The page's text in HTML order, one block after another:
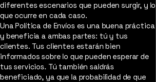
diferentes escenarios que pueden surgir, y lo
que ocurre en cada caso.
Una Política de Envíos es una buena práctica
y beneficia a ambas partes: tú y tus
clientes. Tus clientes estarán bien
informados sobre lo que pueden esperar de
tus servicios. Tú también saldrás
beneficiado, ya que la probabilidad de que